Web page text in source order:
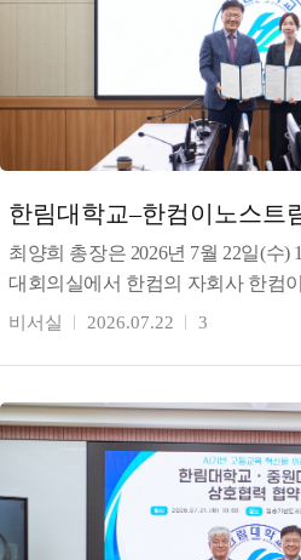
한림대학교–한컴이노스트
인재양성 체계 구축’을 위
최양희 총장은 2026년 7월 22일(수)
대회의실에서 한컴의 자회사 한컴
디지털 혁신 인재 양성을 위한 업무
비서실 2026.07.22 3